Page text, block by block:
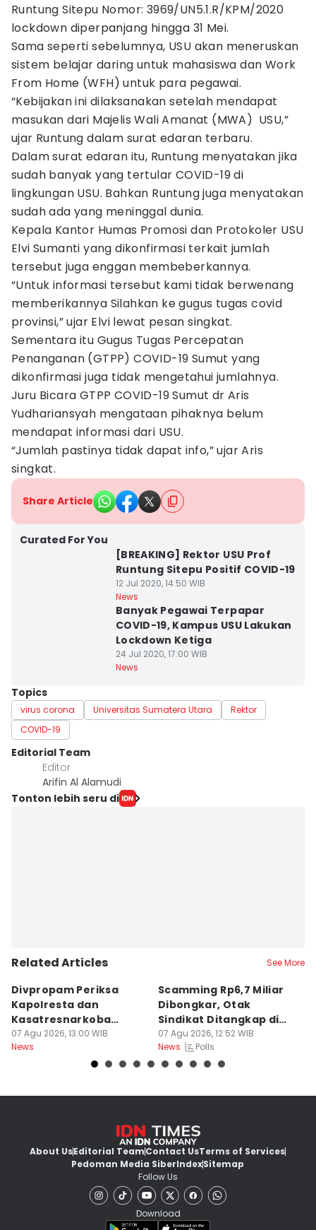
Runtung Sitepu Nomor: 3969/UN5.1.R/KPM/2020
lockdown diperpanjang hingga 31 Mei.
Sama seperti sebelumnya, USU akan meneruskan
sistem belajar daring untuk mahasiswa dan Work
From Home (WFH) untuk para pegawai.
“Kebijakan ini dilaksanakan setelah mendapat
masukan dari Majelis Wali Amanat (MWA) USU,”
ujar Runtung dalam surat edaran terbaru.
Dalam surat edaran itu, Runtung menyatakan jika
sudah banyak yang tertular COVID-19 di
lingkungan USU. Bahkan Runtung juga menyatakan
sudah ada yang meninggal dunia.
Kepala Kantor Humas Promosi dan Protokoler USU
Elvi Sumanti yang dikonfirmasi terkait jumlah
tersebut juga enggan membeberkannya.
“Untuk informasi tersebut kami tidak berwenang
memberikannya Silahkan ke gugus tugas covid
provinsi,” ujar Elvi lewat pesan singkat.
Sementara itu Gugus Tugas Percepatan
Penanganan (GTPP) COVID-19 Sumut yang
dikonfirmasi juga tidak mengetahui jumlahnya.
Juru Bicara GTPP COVID-19 Sumut dr Aris
Yudhariansyah mengataan pihaknya belum
mendapat informasi dari USU.
“Jumlah pastinya tidak dapat info,” ujar Aris
singkat.
Share Article
Curated For You
[BREAKING] Rektor USU Prof
Runtung Sitepu Positif COVID-19
12 Jul 2020, 14:50 WIB
News
Banyak Pegawai Terpapar
COVID-19, Kampus USU Lakukan
Lockdown Ketiga
24 Jul 2020, 17:00 WIB
News
Topics
virus corona Universitas Sumatera Utara
Rektor
COVID-19
Editorial Team
Editor
Arifin Al Alamudi
Tonton lebih seru di
Related Articles See More
Divpropam Periksa
Kapolresta dan
Kasatresnarkoba
Banda Aceh, Ada Apa?
07 Agu 2026, 13:00 WIB
News
Scamming Rp6,7 Miliar
Dibongkar, Otak
Sindikat Ditangkap di
Medan
07 Agu 2026, 12:52 WIB
News
Polls
About UsEditorial TeamContact UsTerms of Services
Pedoman Media SiberIndexSitemap
Follow Us
Download